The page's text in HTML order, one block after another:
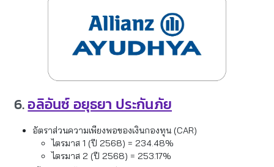
6.อลิอันซ์ อยุธยา ประกันภัย
อัตราส่วนความเพียงพอของเงินกองทุน (CAR)
ไตรมาส 1 (ปี 2568) = 234.48%
ไตรมาส 2 (ปี 2568) = 253.17%